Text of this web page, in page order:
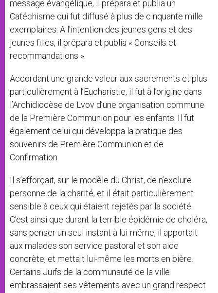
message évangélique, il prépara et publia un
Catéchisme qui fut diffusé à plus de cinquante mille
exemplaires. A l’intention des jeunes gens et des
jeunes filles, il prépara et publia « Conseils et
recommandations ».
Accordant une grande valeur aux sacrements et plus
particulièrement à l’Eucharistie, il fut à l’origine dans
l’Archidiocèse de Lvov d’une organisation commune
de la Première Communion pour les enfants. Il fut
également celui qui développa la pratique des
souvenirs de Première Communion et de
Confirmation.
Il s’efforçait, sur le modèle du Christ, de n’exclure
personne de la charité, et il était particulièrement
sensible à ceux qui étaient rejetés par la société.
C’est ainsi que durant la terrible épidémie de choléra,
sans penser un seul instant à lui-même, il apportait
aux malades son service pastoral et son aide
concrète, et mettait lui-même les morts en bière.
Certains Juifs de la communauté de la ville
embrassaient ses vêtements avec un grand respect